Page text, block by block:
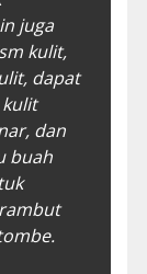
juga
kulit,
dapat
dan
buah